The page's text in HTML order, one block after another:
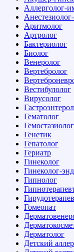
Аллерголог-
Аритмолог
Артролог
Бактериолог
Биолог
Венеролог
Вертебролог
Вестибулолог
Вирусолог
Гематолог
Гемостазиолог
Генетик
Гепатолог
Гериатр
Гинеколог
Гинеколог-
Гипнолог
Гомеопат
Дерматолог
Детский